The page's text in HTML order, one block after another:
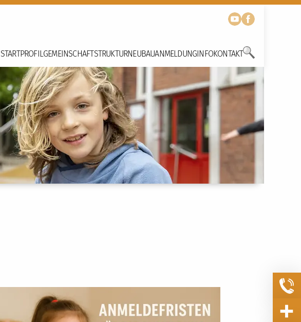
STARTPROFILGEMEINSCHAFTSTRUKTURNEUBAUANMELDUNG INFOKONTAKT